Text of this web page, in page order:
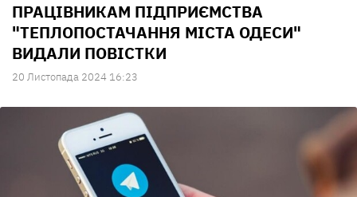
ПРАЦІВНИКАМ ПІДПРИЄМСТВА
"ТЕПЛОПОСТАЧАННЯ МІСТА ОДЕСИ"
ВИДАЛИ ПОВІСТКИ
20 Листопада 2024 16:23